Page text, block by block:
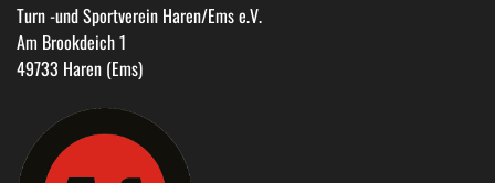
Turn -und Sportverein Haren/Ems e.V.
Am Brookdeich 1
49733 Haren (Ems)